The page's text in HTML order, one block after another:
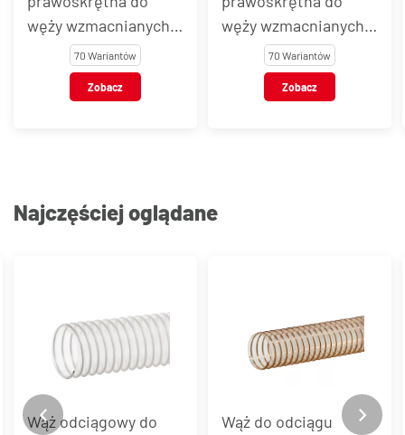
węży wzmacnianych
spiralą, stal AISI 430
70 Wariantów
Zobacz
węży wzmacnianych
spiralą, stal AISI 304
70 Wariantów
Zobacz
Najczęściej oglądane
Wąż odciągowy do
Wąż do odciągu